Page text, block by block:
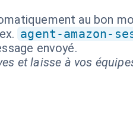
au bon
agent-amazon-
envoyé.
et laisse à vos